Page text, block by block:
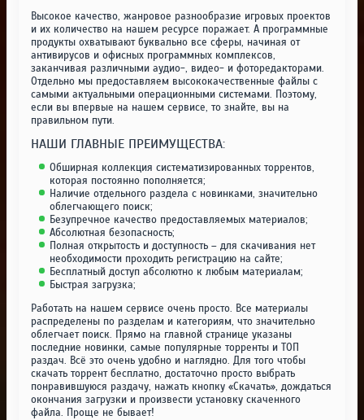
Высокое качество, жанровое разнообразие игровых проектов
и их количество на нашем ресурсе поражает. А программные
продукты охватывают буквально все сферы, начиная от
антивирусов и офисных программных комплексов,
заканчивая различными аудио-, видео- и фоторедакторами.
Отдельно мы предоставляем высококачественные файлы с
самыми актуальными операционными системами. Поэтому,
если вы впервые на нашем сервисе, то знайте, вы на
правильном пути.
НАШИ ГЛАВНЫЕ ПРЕИМУЩЕСТВА:
Обширная коллекция систематизированных торрентов,
которая постоянно пополняется;
Наличие отдельного раздела с новинками, значительно
облегчающего поиск;
Безупречное качество предоставляемых материалов;
Абсолютная безопасность;
Полная открытость и доступность – для скачивания нет
необходимости проходить регистрацию на сайте;
Бесплатный доступ абсолютно к любым материалам;
Быстрая загрузка;
Работать на нашем сервисе очень просто. Все материалы
распределены по разделам и категориям, что значительно
облегчает поиск. Прямо на главной странице указаны
последние новинки, самые популярные торренты и ТОП
раздач. Всё это очень удобно и наглядно. Для того чтобы
скачать торрент бесплатно, достаточно просто выбрать
понравившуюся раздачу, нажать кнопку «Скачать», дождаться
окончания загрузки и произвести установку скаченного
файла. Проще не бывает!